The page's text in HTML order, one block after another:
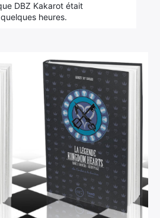
DBZ Kakarot était
heures.
×